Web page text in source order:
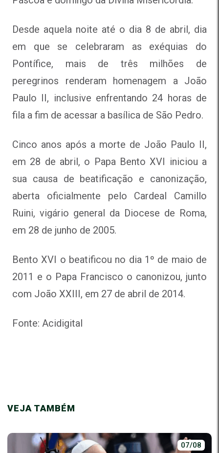
Desde aquela noite até o dia 8 de abril, dia
em que se celebraram as exéquias do
Pontífice, mais de três milhões de
peregrinos renderam homenagem a João
Paulo II, inclusive enfrentando 24 horas de
fila a fim de acessar a basílica de São Pedro.
Cinco anos após a morte de João Paulo II,
em 28 de abril, o Papa Bento XVI iniciou a
sua causa de beatificação e canonização,
aberta oficialmente pelo Cardeal Camillo
Ruini, vigário general da Diocese de Roma,
em 28 de junho de 2005.
Bento XVI o beatificou no dia 1º de maio de
2011 e o Papa Francisco o canonizou, junto
com João XXIII, em 27 de abril de 2014.
Fonte: Acidigital
VEJA TAMBÉM
07/08